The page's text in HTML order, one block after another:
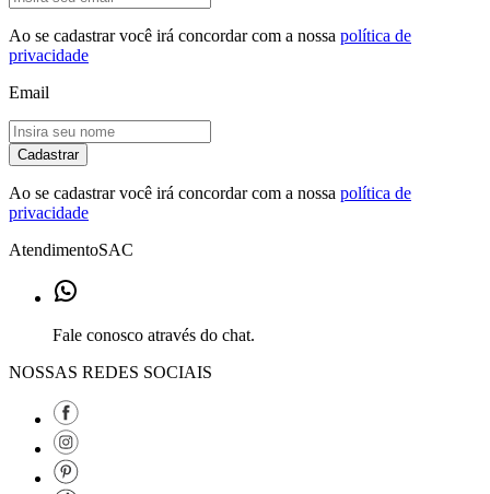
Ao se cadastrar você irá concordar com a nossa política de
privacidade
Email
Cadastrar
Ao se cadastrar você irá concordar com a nossa política de
privacidade
AtendimentoSAC
Fale conosco através do chat.
NOSSAS REDES SOCIAIS